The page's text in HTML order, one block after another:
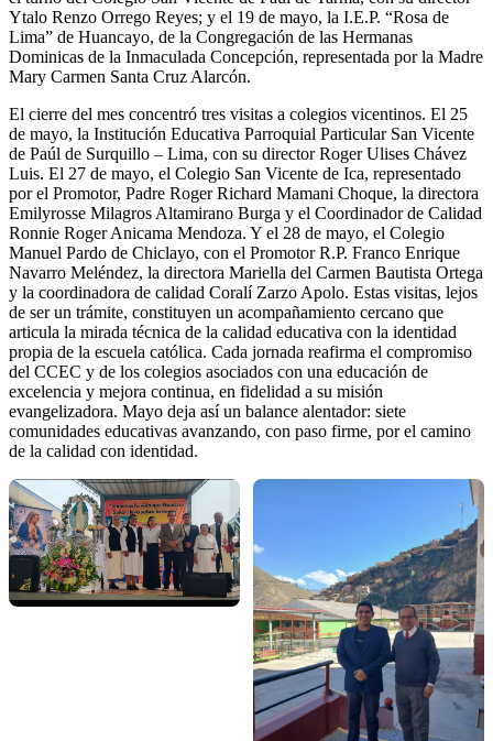
Ytalo Renzo Orrego Reyes; y el 19 de mayo, la I.E.P. “Rosa de
Lima” de Huancayo, de la Congregación de las Hermanas
Dominicas de la Inmaculada Concepción, representada por la Madre
Mary Carmen Santa Cruz Alarcón.
El cierre del mes concentró tres visitas a colegios vicentinos. El 25
de mayo, la Institución Educativa Parroquial Particular San Vicente
de Paúl de Surquillo – Lima, con su director Roger Ulises Chávez
Luis. El 27 de mayo, el Colegio San Vicente de Ica, representado
por el Promotor, Padre Roger Richard Mamani Choque, la directora
Emilyrosse Milagros Altamirano Burga y el Coordinador de Calidad
Ronnie Roger Anicama Mendoza. Y el 28 de mayo, el Colegio
Manuel Pardo de Chiclayo, con el Promotor R.P. Franco Enrique
Navarro Meléndez, la directora Mariella del Carmen Bautista Ortega
y la coordinadora de calidad Coralí Zarzo Apolo. Estas visitas, lejos
de ser un trámite, constituyen un acompañamiento cercano que
articula la mirada técnica de la calidad educativa con la identidad
propia de la escuela católica. Cada jornada reafirma el compromiso
del CCEC y de los colegios asociados con una educación de
excelencia y mejora continua, en fidelidad a su misión
evangelizadora. Mayo deja así un balance alentador: siete
comunidades educativas avanzando, con paso firme, por el camino
de la calidad con identidad.